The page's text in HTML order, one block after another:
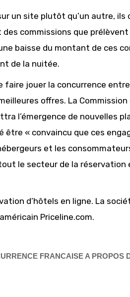
un site plutôt qu’un autre, ils
commissions que
baisse du montant de ces
de la nuitée.
faire jouer la concurrence
offres. La Commission
l’émergence de nouvelles
être « convaincu que ces
et les
le secteur de la réservation
d’hôtels en ligne. La
Priceline.com.
FRANCAISE A PROPOS